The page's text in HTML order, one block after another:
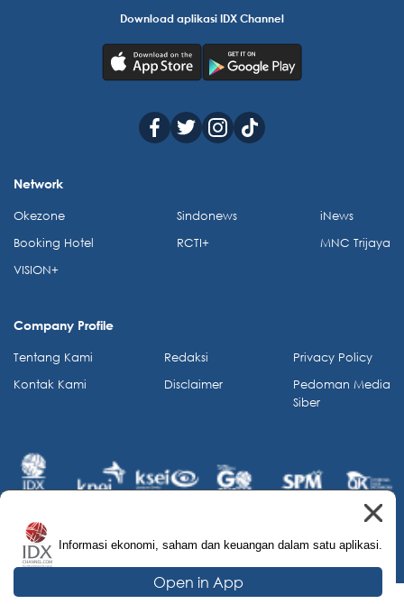
Informasi ekonomi, saham dan keuangan dalam satu aplikasi.
Open in App
Download aplikasi IDX Channel
Network
Okezone
Booking Hotel
VISION+
Sindonews
RCTI+
iNews
MNC Trijaya
Company Profile
Tentang Kami
Kontak Kami
Redaksi
Disclaimer
Privacy Policy
Pedoman Media
Siber
© 2026 IDX Channel. All Rights Reserved.